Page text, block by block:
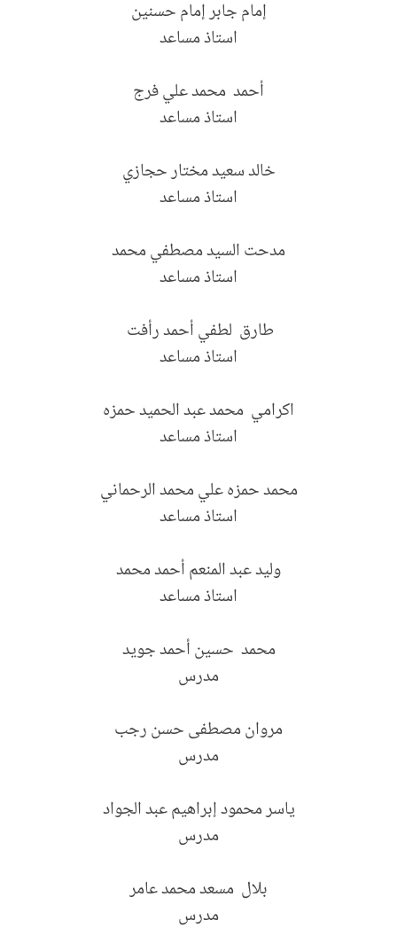
إمام جابر إمام حسنين
استاذ مساعد
أحمد محمد علي فرج
استاذ مساعد
خالد سعيد مختار حجازي
استاذ مساعد
مدحت السيد مصطفي محمد
استاذ مساعد
طارق لطفي أحمد رأفت
استاذ مساعد
اكرامي محمد عبد الحميد حمزه
استاذ مساعد
محمد حمزه علي محمد الرحماني
استاذ مساعد
وليد عبد المنعم أحمد محمد
استاذ مساعد
محمد حسين أحمد جويد
مدرس
مروان مصطفى حسن رجب
مدرس
ياسر محمود إبراهيم عبد الجواد
مدرس
بلال مسعد محمد عامر
مدرس